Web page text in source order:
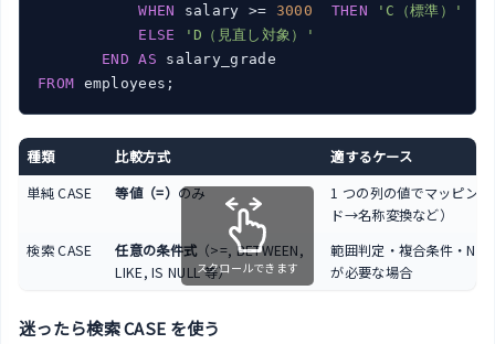
WHEN
salary >= 3000 THEN
'C（標準）'
ELSE
'D（見直し対象）'
END
AS
FROM
種類 比較方式
適するケース
単純 CASE
等値（=） のみ
1 つの列の値でマッピン
ド→名称変換など）
検索 CASE
任意の条件式（>=, BETWEEN,
LIKE, IS NULL 等）
範囲判定・複合条件・
が必要な場合
スクロールできます
迷ったら検索 CASE を使う